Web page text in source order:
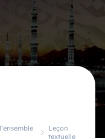
Leçon
textuelle